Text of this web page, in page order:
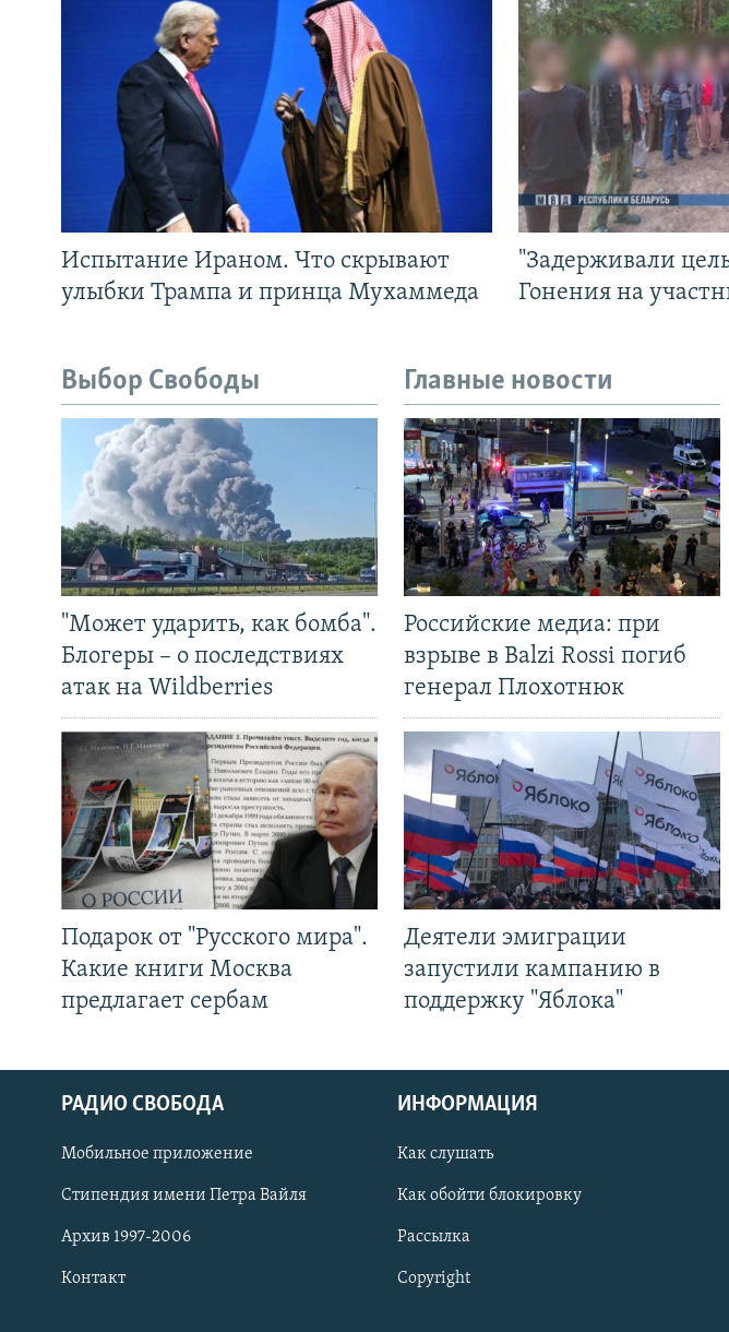
СОЦИАЛЬНЫЕ СЕТИ
Испытание Ираном. Что скрывают
улыбки Трампа и принца Мухаммеда
"Задерживали
Гонения на
Выбор Свободы
"Может ударить, как бомба".
Блогеры – о последствиях
атак на Wildberries
Подарок от "Русского мира".
Какие книги Москва
предлагает сербам
Главные новости
Российские медиа: при
взрыве в Balzi Rossi погиб
генерал Плохотнюк
Деятели эмиграции
запустили кампанию в
поддержку "Яблока"
РАДИО СВОБОДА
Мобильное приложение
Стипендия имени Петра Вайля
Архив 1997-2006
Контакт
ИНФОРМАЦИЯ
Как слушать
Как обойти блокировку
Рассылка
Copyright